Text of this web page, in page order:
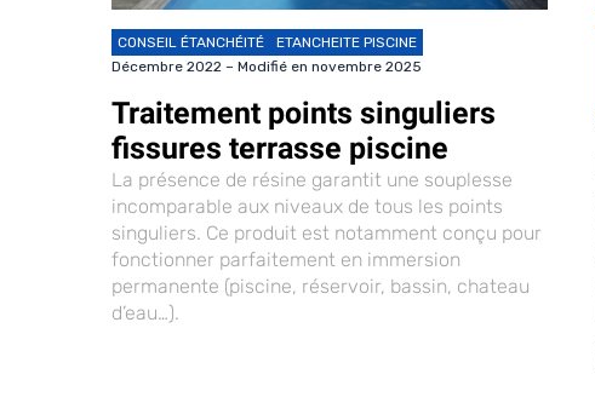
CONSEIL ÉTANCHÉITÉ
ETANCHEITE PISCINE
Décembre 2022 – Modifié en novembre 2025
Traitement points singuliers
fissures terrasse piscine
La présence de résine garantit une souplesse
incomparable aux niveaux de tous les points
singuliers. Ce produit est notamment conçu pour
fonctionner parfaitement en immersion
permanente (piscine, réservoir, bassin, chateau
d’eau…).